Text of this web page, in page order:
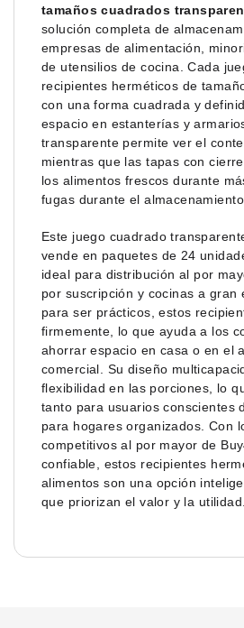
tamaños cuadrados
solución completa de
empresas de alimentación,
de utensilios de cocina. Cada
recipientes herméticos de
con una forma cuadrada y
espacio en estanterías y
transparente permite ver el
mientras que las tapas con
los alimentos frescos durante
fugas durante el
Este juego cuadrado
vende en paquetes de 24
ideal para distribución al por
por suscripción y cocinas a gran
para ser prácticos, estos
firmemente, lo que ayuda a los
ahorrar espacio en casa o en el
comercial. Su diseño
flexibilidad en las porciones, lo
tanto para usuarios conscientes
para hogares organizados. Con
competitivos al por mayor de
confiable, estos recipientes
alimentos son una opción
que priorizan el valor y la utilidad.